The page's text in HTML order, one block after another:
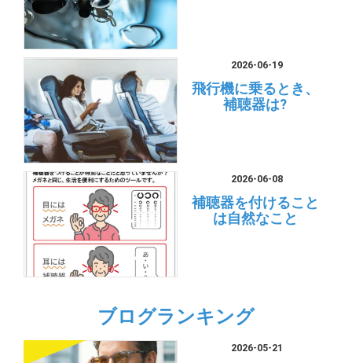
2026-06-19
飛行機に乗るとき、
補聴器は?
2026-06-08
補聴器を付けること
は自然なこと
ブログランキング
2026-05-21